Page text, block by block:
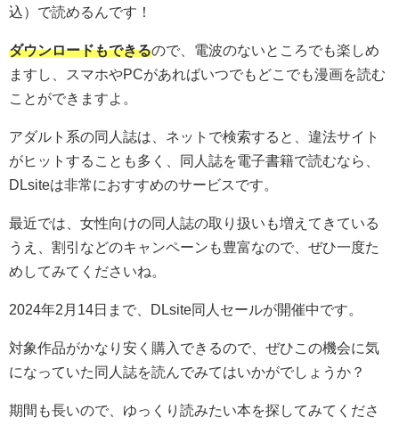
込）で読めるんです！
ダウンロードもできるので、電波のないところでも楽しめ
ますし、スマホやPCがあればいつでもどこでも漫画を読む
ことができますよ。
アダルト系の同人誌は、ネットで検索すると、違法サイト
がヒットすることも多く、同人誌を電子書籍で読むなら、
DLsiteは非常におすすめのサービスです。
最近では、女性向けの同人誌の取り扱いも増えてきている
うえ、割引などのキャンペーンも豊富なので、ぜひ一度た
めしてみてくださいね。
2024年2月14日まで、DLsite同人セールが開催中です。
対象作品がかなり安く購入できるので、ぜひこの機会に気
になっていた同人誌を読んでみてはいかがでしょうか？
期間も長いので、ゆっくり読みたい本を探してみてくださ